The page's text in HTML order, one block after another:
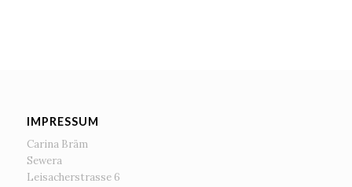
IMPRESSUM
Carina Bräm
Sewera
Leisacherstrasse 6